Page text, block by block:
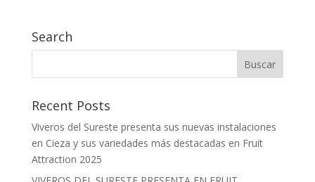
Search
Recent Posts
Viveros del Sureste presenta sus nuevas instalaciones
en Cieza y sus variedades más destacadas en Fruit
Attraction 2025